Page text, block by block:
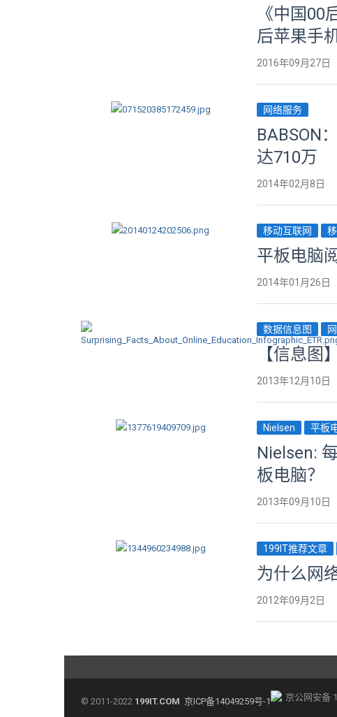
《中国00
后苹果手
2016年09月27日
网络服务
BABSON
达710万
2014年02月8日
移动互联网
平板电脑
2014年01月26日
数据信息图
【信息图
2013年12月10日
Nielsen 平板
Nielsen:
板电脑？
2013年09月10日
199IT推荐文章
为什么网
2012年09月2日
© 2011-2022 199IT.COM 京ICP备14049259号-1 京公网安备